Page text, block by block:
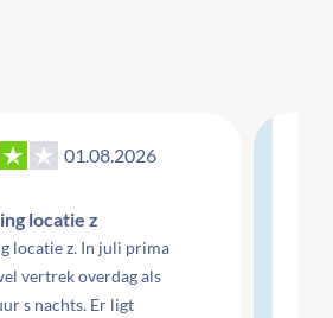
01.08.2026
locatie z
locatie z. In juli prima
vertrek overdag als
s nachts. Er ligt